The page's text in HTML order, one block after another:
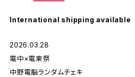
International shipping available
2026.03.28
電中×電東祭
中野電脳ランダムチェキ